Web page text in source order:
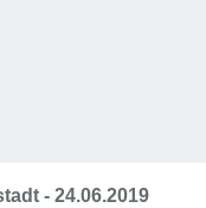
24.06.2019